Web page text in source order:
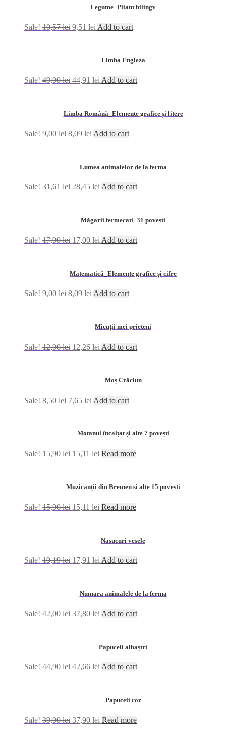
Legume_Pliant bilingv
Sale! 10,57lei 9,51 lei Add to cart
Limba Engleza
Sale! 49,90lei 44,91 lei Add to cart
Limba Română_Elemente grafice și litere
Sale! 9,00lei 8,09 lei Add to cart
Lumea animalelor de la ferma
Sale! 31,61lei 28,45 lei Add to cart
Măgarii fermecati_31 povesti
Sale! 17,90lei 17,00 lei Add to cart
Matematică_Elemente grafice și cifre
Sale! 9,00lei 8,09 leiAdd to cart
Micuții mei prieteni
Sale! 12,90lei 12,26 lei Add to cart
Moș Crăciun
Sale! 8,50lei 7,65 lei Add to cart
Motanul încalțat și alte 7 povești
Sale! 15,90lei 15,11 lei Read more
Muzicanții din Bremen si alte 15 povesti
Sale! 15,90lei 15,11 lei Read more
Nasucuri vesele
Sale! 19,19lei 17,91 lei Add to cart
Numara animalele de la ferma
Sale! 42,00lei 37,80 lei Add to cart
Papuceii albaștri
Sale! 44,90lei 42,66 leiAdd to cart
Papuceii roz
Sale! 39,90lei 37,90 lei Read more